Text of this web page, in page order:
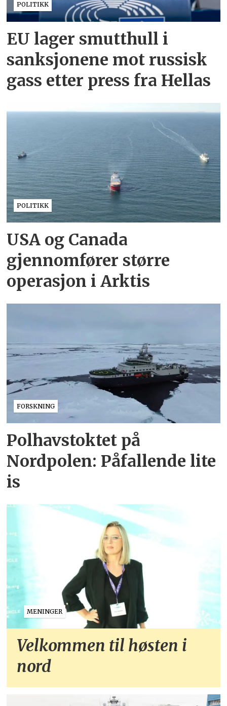
POLITIKK
EU lager smutthull i
sanksjonene mot russisk
gass etter press fra Hellas
POLITIKK
USA og Canada
gjennomfører større
operasjon i Arktis
FORSKNING
Polhavstoktet på
Nordpolen: Påfallende lite
is
MENINGER
Velkommen til høsten i
nord